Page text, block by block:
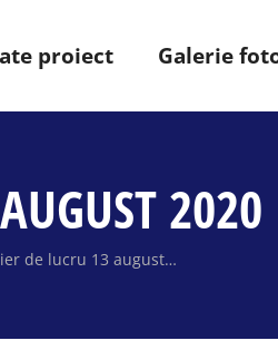
proiect Galerie
de lucru 13 august…